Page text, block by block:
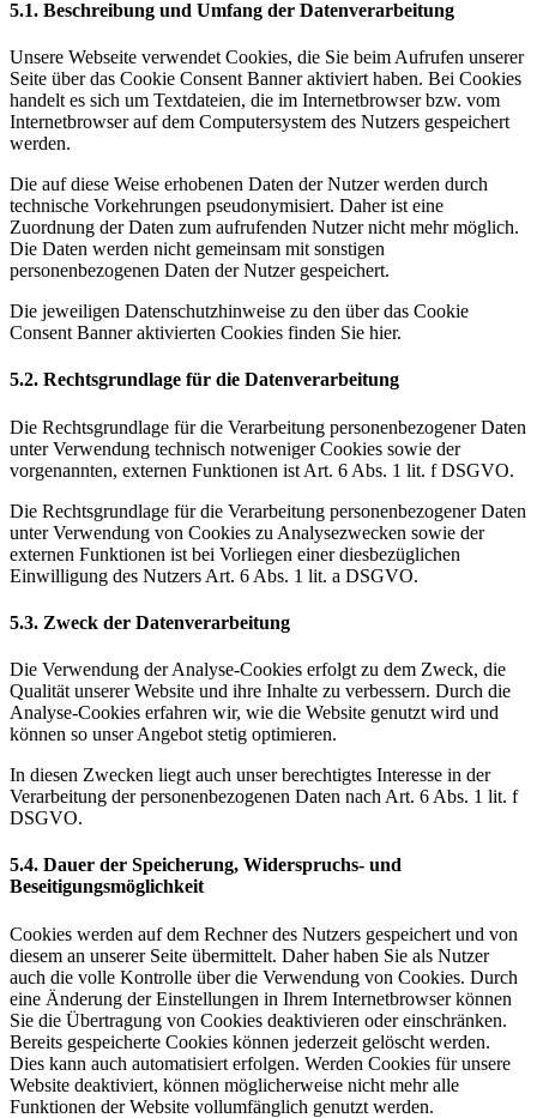
5.1. Beschreibung und Umfang der Datenverarbeitung
Unsere Webseite verwendet Cookies, die Sie beim Aufrufen unserer
Seite über das Cookie Consent Banner aktiviert haben. Bei Cookies
handelt es sich um Textdateien, die im Internetbrowser bzw. vom
Internetbrowser auf dem Computersystem des Nutzers gespeichert
werden.
Die auf diese Weise erhobenen Daten der Nutzer werden durch
technische Vorkehrungen pseudonymisiert. Daher ist eine
Zuordnung der Daten zum aufrufenden Nutzer nicht mehr möglich.
Die Daten werden nicht gemeinsam mit sonstigen
personenbezogenen Daten der Nutzer gespeichert.
Die jeweiligen Datenschutzhinweise zu den über das Cookie
Consent Banner aktivierten Cookies finden Sie hier.
5.2. Rechtsgrundlage für die Datenverarbeitung
Die Rechtsgrundlage für die Verarbeitung personenbezogener Daten
unter Verwendung technisch notweniger Cookies sowie der
vorgenannten, externen Funktionen ist Art. 6 Abs. 1 lit. f DSGVO.
Die Rechtsgrundlage für die Verarbeitung personenbezogener Daten
unter Verwendung von Cookies zu Analysezwecken sowie der
externen Funktionen ist bei Vorliegen einer diesbezüglichen
Einwilligung des Nutzers Art. 6 Abs. 1 lit. a DSGVO.
5.3. Zweck der Datenverarbeitung
Die Verwendung der Analyse-Cookies erfolgt zu dem Zweck, die
Qualität unserer Website und ihre Inhalte zu verbessern. Durch die
Analyse-Cookies erfahren wir, wie die Website genutzt wird und
können so unser Angebot stetig optimieren.
In diesen Zwecken liegt auch unser berechtigtes Interesse in der
Verarbeitung der personenbezogenen Daten nach Art. 6 Abs. 1 lit. f
DSGVO.
5.4. Dauer der Speicherung, Widerspruchs- und
Beseitigungsmöglichkeit
Cookies werden auf dem Rechner des Nutzers gespeichert und von
diesem an unserer Seite übermittelt. Daher haben Sie als Nutzer
auch die volle Kontrolle über die Verwendung von Cookies. Durch
eine Änderung der Einstellungen in Ihrem Internetbrowser können
Sie die Übertragung von Cookies deaktivieren oder einschränken.
Bereits gespeicherte Cookies können jederzeit gelöscht werden.
Dies kann auch automatisiert erfolgen. Werden Cookies für unsere
Website deaktiviert, können möglicherweise nicht mehr alle
Funktionen der Website vollumfänglich genutzt werden.